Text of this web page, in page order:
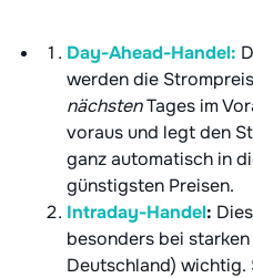
Day-Ahead-Handel:
werden die
nächstenTages im
voraus und legt den
ganz automatisch in
günstigsten Preisen.
Intraday-Handel:
besonders bei
Deutschland)